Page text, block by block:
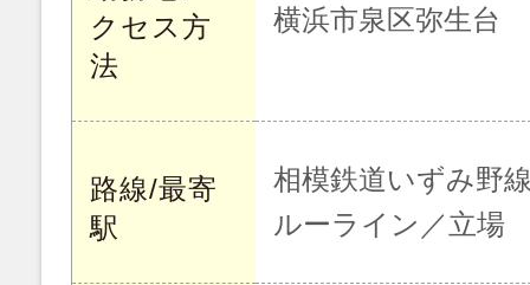
クセス方
法
横浜市泉区弥生台
路線/最寄
駅
相模鉄道いずみ野
ルーライン／立場